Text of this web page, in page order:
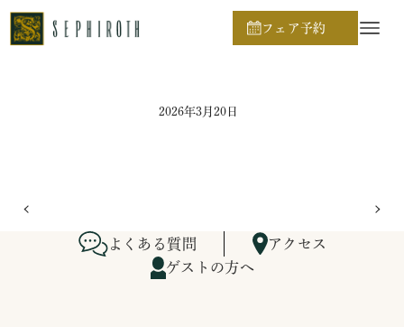
フェア予約
ホーム
2026年3月20日
よくある質問
アクセス
ゲストの方へ